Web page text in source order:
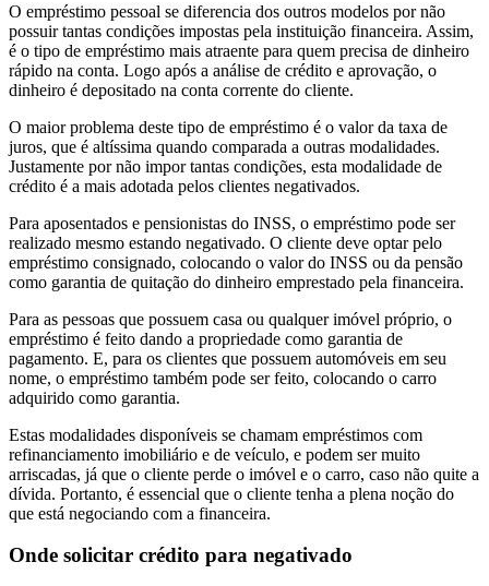
O empréstimo pessoal se diferencia dos outros modelos por não
possuir tantas condições impostas pela instituição financeira. Assim,
é o tipo de empréstimo mais atraente para quem precisa de dinheiro
rápido na conta. Logo após a análise de crédito e aprovação, o
dinheiro é depositado na conta corrente do cliente.
O maior problema deste tipo de empréstimo é o valor da taxa de
juros, que é altíssima quando comparada a outras modalidades.
Justamente por não impor tantas condições, esta modalidade de
crédito é a mais adotada pelos clientes negativados.
Para aposentados e pensionistas do INSS, o empréstimo pode ser
realizado mesmo estando negativado. O cliente deve optar pelo
empréstimo consignado, colocando o valor do INSS ou da pensão
como garantia de quitação do dinheiro emprestado pela financeira.
Para as pessoas que possuem casa ou qualquer imóvel próprio, o
empréstimo é feito dando a propriedade como garantia de
pagamento. E, para os clientes que possuem automóveis em seu
nome, o empréstimo também pode ser feito, colocando o carro
adquirido como garantia.
Estas modalidades disponíveis se chamam empréstimos com
refinanciamento imobiliário e de veículo, e podem ser muito
arriscadas, já que o cliente perde o imóvel e o carro, caso não quite a
dívida. Portanto, é essencial que o cliente tenha a plena noção do
que está negociando com a financeira.
Onde solicitar crédito para negativado